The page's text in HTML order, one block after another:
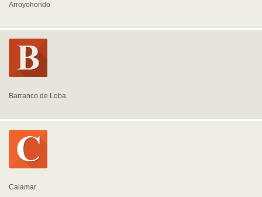
Arroyohondo
Barranco de Loba
Calamar